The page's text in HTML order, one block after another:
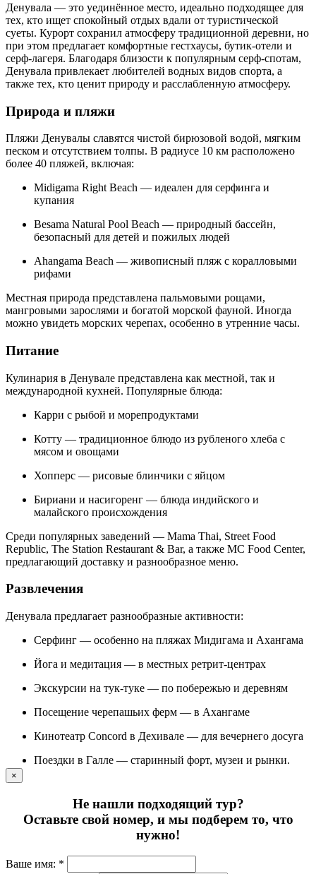
Денувала — это уединённое место, идеально подходящее для
тех, кто ищет спокойный отдых вдали от туристической
суеты. Курорт сохранил атмосферу традиционной деревни, но
при этом предлагает комфортные гестхаусы, бутик-отели и
серф-лагеря. Благодаря близости к популярным серф-спотам,
Денувала привлекает любителей водных видов спорта, а
также тех, кто ценит природу и расслабленную атмосферу.
Природа и пляжи
Пляжи Денувалы славятся чистой бирюзовой водой, мягким
песком и отсутствием толпы. В радиусе 10 км расположено
более 40 пляжей, включая:
Midigama Right Beach — идеален для серфинга и
купания
Besama Natural Pool Beach — природный бассейн,
безопасный для детей и пожилых людей
Ahangama Beach — живописный пляж с коралловыми
рифами
Местная природа представлена пальмовыми рощами,
мангровыми зарослями и богатой морской фауной. Иногда
можно увидеть морских черепах, особенно в утренние часы.
Питание
Кулинария в Денувале представлена как местной, так и
международной кухней. Популярные блюда:
Карри с рыбой и морепродуктами
Котту — традиционное блюдо из рубленого хлеба с
мясом и овощами
Хопперс — рисовые блинчики с яйцом
Бириани и насигоренг — блюда индийского и
малайского происхождения
Среди популярных заведений — Mama Thai, Street Food
Republic, The Station Restaurant & Bar, а также MC Food Center,
предлагающий доставку и разнообразное меню.
Развлечения
Денувала предлагает разнообразные активности:
Серфинг — особенно на пляжах Мидигама и Ахангама
Йога и медитация — в местных ретрит-центрах
Экскурсии на тук-туке — по побережью и деревням
Посещение черепашьих ферм — в Ахангаме
Кинотеатр Concord в Дехивале — для вечернего досуга
Поездки в Галле — старинный форт, музеи и рынки.
×
Не нашли подходящий тур?
Оставьте свой номер, и мы подберем то, что
нужно!
Ваше имя: *